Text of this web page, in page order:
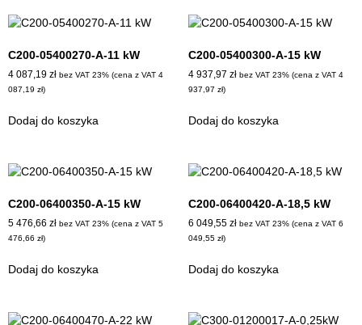
C200-05400270-A-11 kW
4 087,19 zł bez VAT 23% (cena z VAT 4
087,19 zł)
Dodaj do koszyka
C200-05400300-A-15 kW
4 937,97 zł bez VAT 23% (cena z VAT 4
937,97 zł)
Dodaj do koszyka
C200-06400350-A-15 kW
5 476,66 zł bez VAT 23% (cena z VAT 5
476,66 zł)
Dodaj do koszyka
C200-06400420-A-18,5 kW
6 049,55 zł bez VAT 23% (cena z VAT 6
049,55 zł)
Dodaj do koszyka